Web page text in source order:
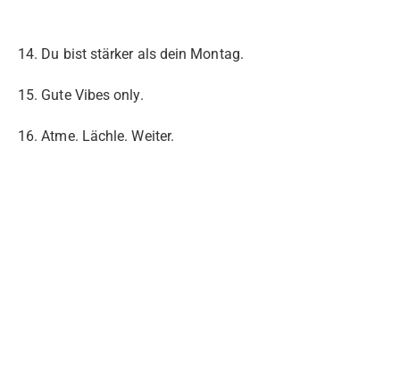
14. Du bist stärker als dein Montag.
15. Gute Vibes only.
16. Atme. Lächle. Weiter.